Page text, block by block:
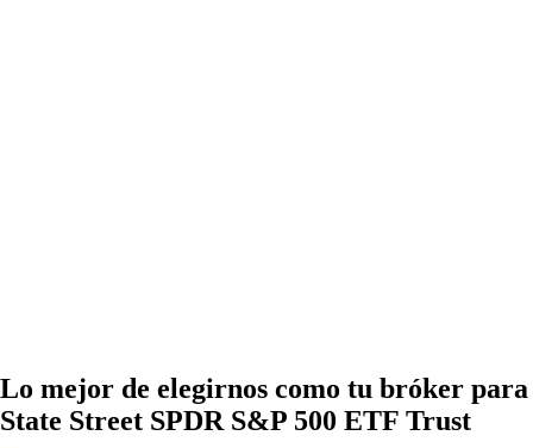
Lo mejor de elegirnos como tu bróker para
State Street SPDR S&P 500 ETF Trust